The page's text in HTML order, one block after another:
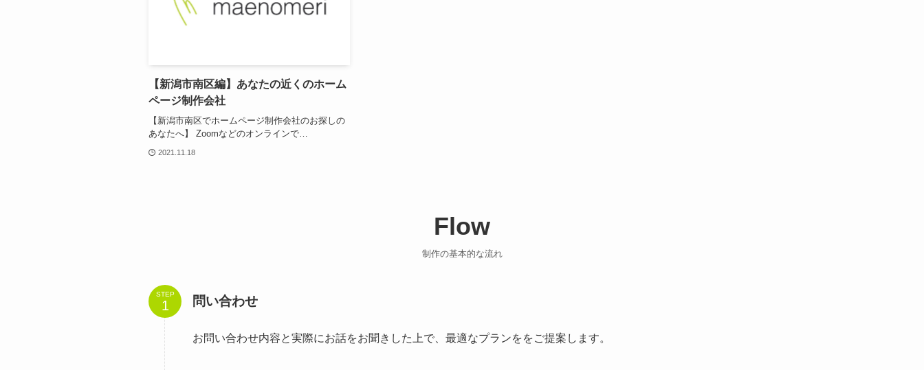
【新潟市南区編】あなたの近くのホーム
ページ制作会社
【新潟市南区でホームページ制作会社のお探しの
あなたへ】 Zoomなどのオンラインで…
2021.11.18
Flow
制作の基本的な流れ
STEP 問い合わせ
お問い合わせ内容と実際にお話をお聞きした上で、最適なプランををご提案します。